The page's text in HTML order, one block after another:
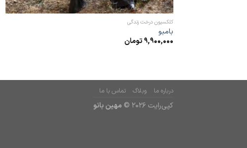
کلکسیون درخت زندگی
بامبو
9,900,000تومان
درباره ما وبلاگ تماس با ما
کپی‌رایت 2026 © مهین بانو